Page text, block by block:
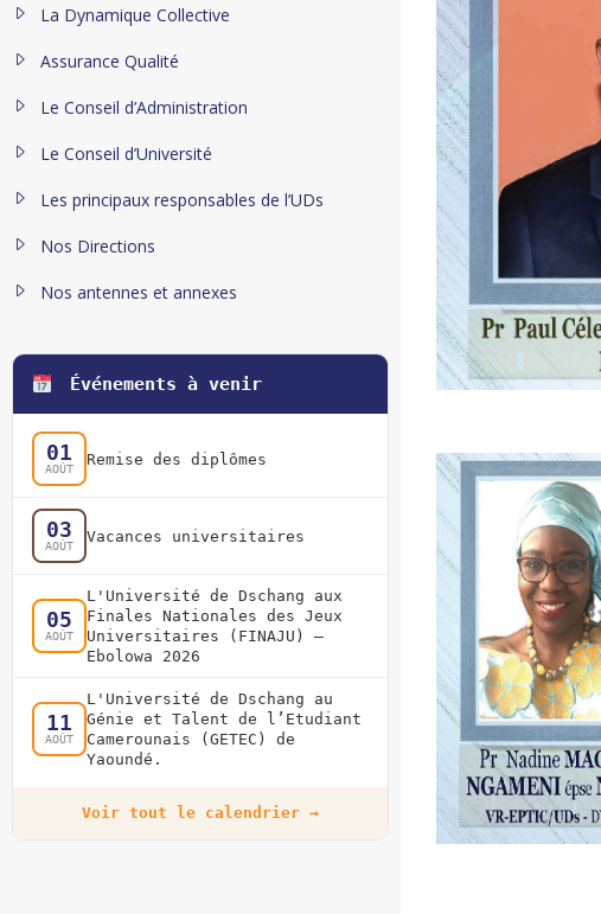
La Dynamique Collective
Assurance Qualité
Le Conseil d’Administration
Le Conseil d’Université
Les principaux responsables de l’UDs
Nos Directions
Nos antennes et annexes
Événements à venir
01
AOÛT
Remise des diplômes
03
AOÛT
Vacances universitaires
05
AOÛT
L'Université de Dschang aux
Finales Nationales des Jeux
Universitaires (FINAJU) —
Ebolowa 2026
11
AOÛT
L'Université de Dschang au
Génie et Talent de l’Etudiant
Camerounais (GETEC) de
Yaoundé.
Voir tout le calendrier →